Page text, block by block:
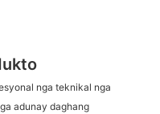
nga teknikal nga
adunay daghang